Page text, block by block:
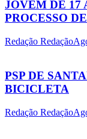
JOVEM DE 17
PROCESSO
Redação Redação
PSP DE
BICICLETA
Redação Redação